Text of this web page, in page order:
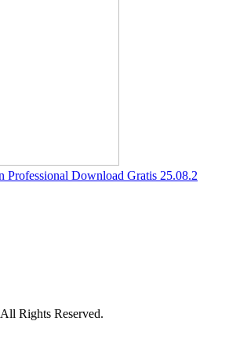
Professional Download Gratis 25.08.2
Rights Reserved.